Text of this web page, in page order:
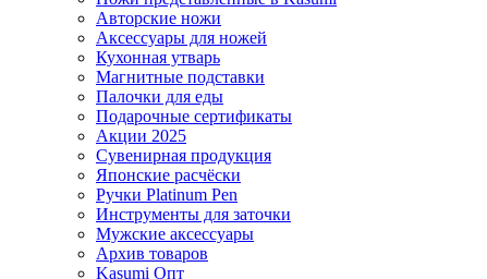
Авторские ножи
Аксессуары для ножей
Кухонная утварь
Магнитные подставки
Палочки для еды
Подарочные сертификаты
Акции 2025
Сувенирная продукция
Японские расчёски
Ручки Platinum Pen
Инструменты для заточки
Мужские аксессуары
Архив товаров
Kasumi Опт